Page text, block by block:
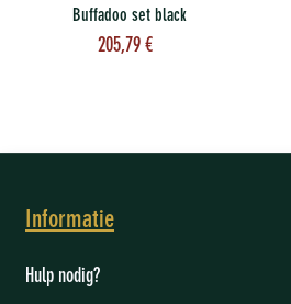
Buffadoo set black
205,79€
Informatie
Hulp nodig?